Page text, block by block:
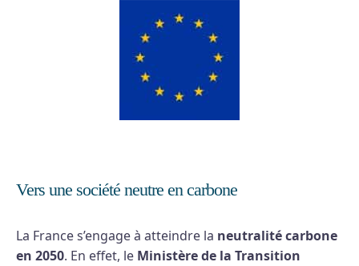
Vers une société neutre en carbone
La France s’engage à atteindre la neutralité carbone
en 2050. En effet, le Ministère de la Transition